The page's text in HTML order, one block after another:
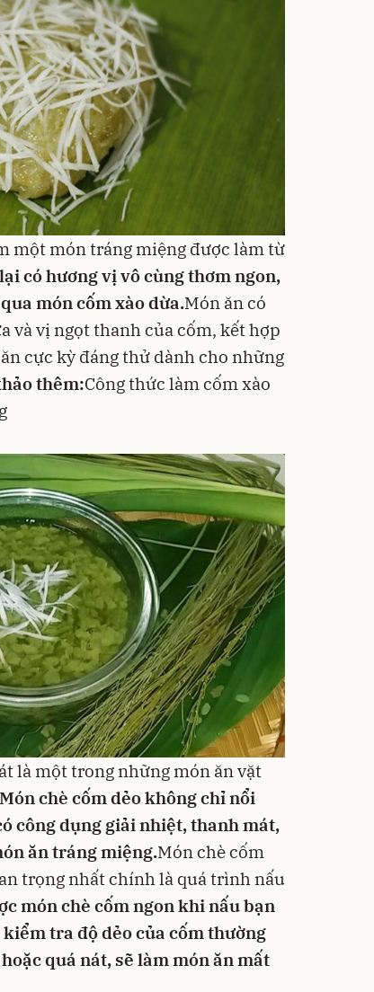
một món tráng miệng được làm từ
có hương vị vô cùng thơm ngon,
món cốm xào dừa.Món ăn có
và vị ngọt thanh của cốm, kết hợp
cực kỳ đáng thử dành cho những
thêm:Công thức làm cốm xào
là một trong những món ăn vặt
Món chè cốm dẻo không chỉ nổi
công dụng giải nhiệt, thanh mát,
ăn tráng miệng.Món chè cốm
trọng nhất chính là quá trình nấu
món chè cốm ngon khi nấu bạn
tra độ dẻo của cốm thường
quá nát, sẽ làm món ăn mất